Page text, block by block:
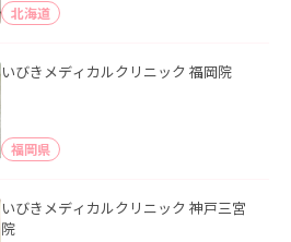
北海道
いびきメディカルクリニック 福岡院
福岡県
いびきメディカルクリニック 神戸三宮
院